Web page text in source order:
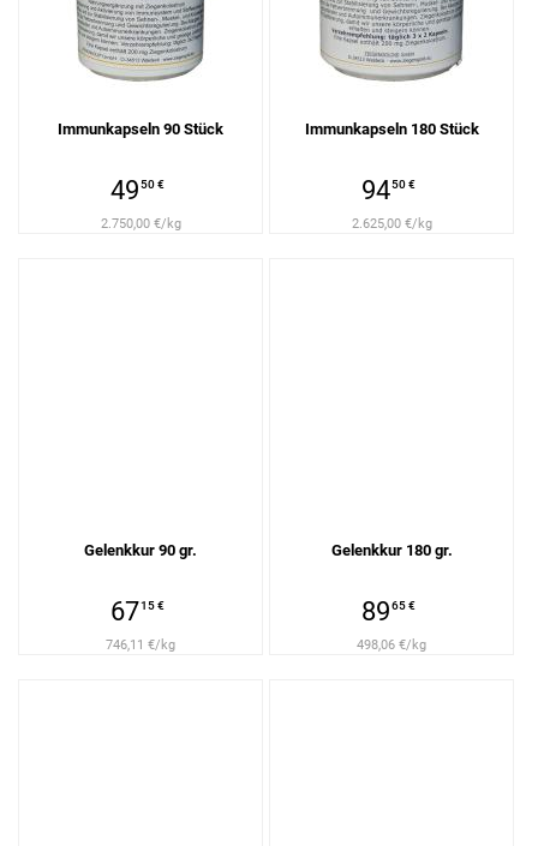
Immunkapseln 90 Stück
4950 €
2.750,00 €/kg
Immunkapseln 180 Stück
9450 €
2.625,00 €/kg
Gelenkkur 90 gr.
6715 €
746,11 €/kg
Gelenkkur 180 gr.
8965 €
498,06 €/kg